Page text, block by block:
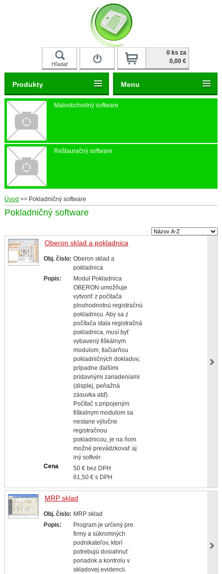
Hľadať
0 ks za
0,00 €
Maloobchodný software
Reštauračný software
Úvod >> Pokladničný software
Pokladničný software
Oberon sklad a pokladnica
Obj. čislo: Oberon sklad a
pokladnica
Popis:
Modul Pokladnica
OBERON umožňuje
vytvoriť z počítača
plnohodnotnú registračnú
pokladnicu. Aby sa z
počítača stala registračná
pokladnica, musí byť
vybavený fiškálnym
modulom, tlačiarňou
pokladničných dokladov,
prípadne ďalšími
prídavnými zariadeniami
(displej, peňažná
zásuvka atď).
Počítač s pripojeným
fiškalnym modulom sa
nestane výlučne
registračnou
pokladnicou, je na ňom
možné prevádzkovať aj
iný softvér.
Cena
50 € bez DPH
61,50 € s DPH
MRP sklad
Obj. čislo: MRP sklad
Popis:
Program je určený pre
firmy a súkromných
podnikateľov, ktorí
potrebujú dosiahnuť
poriadok a kontrolu v
skladovej evidencii.
Produkty Menu